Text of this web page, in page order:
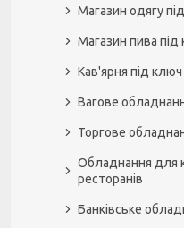
Магазин одягу
Магазин пива під
Кав'ярня під ключ
Вагове
Торгове
Обладнання для
ресторанів
Банківське